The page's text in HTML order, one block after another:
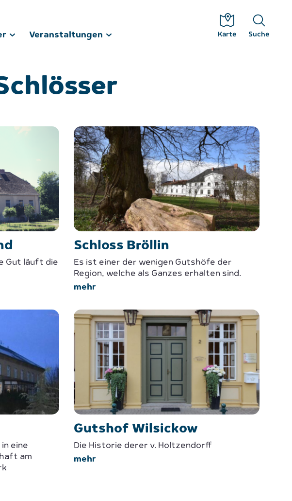
Veranstaltungen Karte Suche
Gut läuft die
Schloss Bröllin
Es ist einer der wenigen Gutshöfe der
Region, welche als Ganzes erhalten sind.
mehr
eine
am
Gutshof Wilsickow
Die Historie derer v. Holtzendorff
mehr